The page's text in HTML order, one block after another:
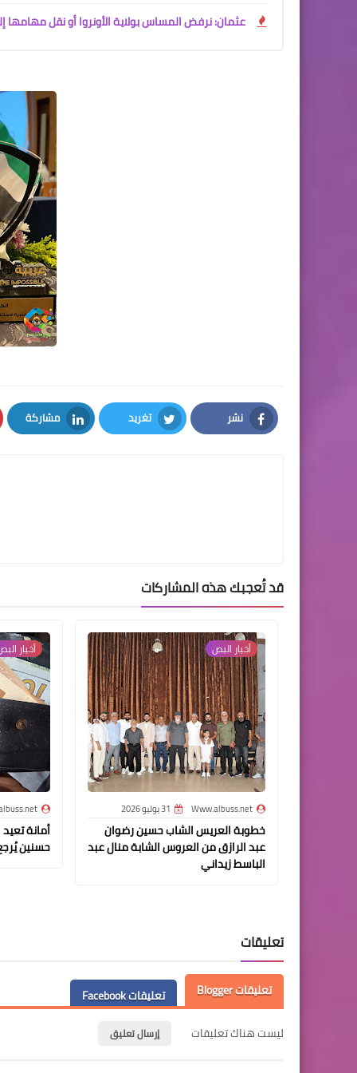
عثمان: نرفض المساس بولاية الأونروا أو نقل
نشر
Facebook
تغريد
Twitter
مشاركة
LinkedIn
قد تُعجبك هذه المشاركات
أخبار البص
Www.albuss.net 31 يوليو 2026
خطوبة العريس الشاب حسين رضوان
عبد الرازق من العروس الشابة منال عبد
الباسط زيداني
أخبار
أمانة
حسنين
تعليقات
تعليقات Blogger
تعليقات Facebook
ليست هناك تعليقات
إرسال تعليق